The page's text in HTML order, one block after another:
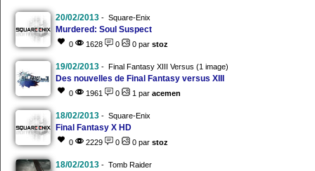
20/02/2013- Square-Enix
Murdered: Soul Suspect
0 1628 0 0 par stoz
19/02/2013- Final Fantasy XIII Versus (1 image)
Des nouvelles de Final Fantasy versus XIII
0 1961 0 1 par acemen
18/02/2013- Square-Enix
Final Fantasy X HD
0 2229 0 0 par stoz
18/02/2013- Tomb Raider